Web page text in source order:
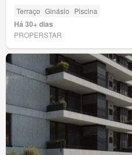
Terraço Ginásio Piscina
Há 30+ dias
PROPERSTAR